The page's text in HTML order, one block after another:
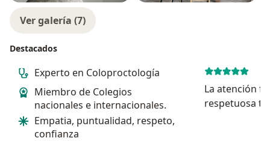
Ver galería (7)
Destacados
Experto en Coloproctología
Miembro de Colegios
nacionales e internacionales.
Empatia, puntualidad, respeto,
confianza
La atención
respetuosa